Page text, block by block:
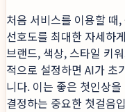
처음 서비스를 이용할 때
선호도를 최대한 자세하
브랜드, 색상, 스타일 키
적으로 설정하면 AI가 초
니다. 이는 좋은 첫인상
결정하는 중요한 첫걸음